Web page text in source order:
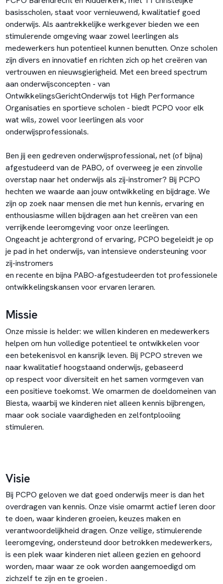
basisscholen, staat voor vernieuwend, kwalitatief goed
onderwijs. Als aantrekkelijke werkgever bieden we een
stimulerende omgeving waar zowel leerlingen als
medewerkers hun potentieel kunnen benutten. Onze scholen
zijn divers en innovatief en richten zich op het creëren van
vertrouwen en nieuwsgierigheid. Met een breed spectrum
aan onderwijsconcepten - van
OntwikkelingsGerichtOnderwijs tot High Performance
Organisaties en sportieve scholen - biedt PCPO voor elk
wat wils, zowel voor leerlingen als voor
onderwijsprofessionals.
Ben jij een gedreven onderwijsprofessional, net (of bijna)
afgestudeerd van de PABO, of overweeg je een zinvolle
overstap naar het onderwijs als zij-instromer? Bij PCPO
hechten we waarde aan jouw ontwikkeling en bijdrage. We
zijn op zoek naar mensen die met hun kennis, ervaring en
enthousiasme willen bijdragen aan het creëren van een
verrijkende leeromgeving voor onze leerlingen.
Ongeacht je achtergrond of ervaring, PCPO begeleidt je op
je pad in het onderwijs, van intensieve ondersteuning voor
zij-instromers
en recente en bijna PABO-afgestudeerden tot professionele
ontwikkelingskansen voor ervaren leraren.
Missie
Onze missie is helder: we willen kinderen en medewerkers
helpen om hun volledige potentieel te ontwikkelen voor
een betekenisvol en kansrijk leven. Bij PCPO streven we
naar kwalitatief hoogstaand onderwijs, gebaseerd
op respect voor diversiteit en het samen vormgeven van
een positieve toekomst. We omarmen de doeldomeinen van
Biesta, waarbij we kinderen niet alleen kennis bijbrengen,
maar ook sociale vaardigheden en zelfontplooiing
stimuleren.
Visie
Bij PCPO geloven we dat goed onderwijs meer is dan het
overdragen van kennis. Onze visie omarmt actief leren door
te doen, waar kinderen groeien, keuzes maken en
verantwoordelijkheid dragen. Onze veilige, stimulerende
leeromgeving, ondersteund door betrokken medewerkers,
is een plek waar kinderen niet alleen gezien en gehoord
worden, maar waar ze ook worden aangemoedigd om
zichzelf te zijn en te groeien .